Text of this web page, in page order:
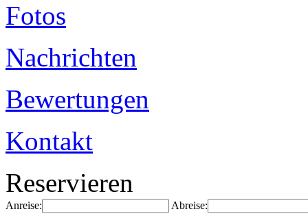
Fotos
Nachrichten
Bewertungen
Kontakt
Reservieren
Anreise: Abreise: